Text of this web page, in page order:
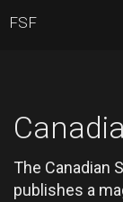
The Canadian
publishes a
FSF